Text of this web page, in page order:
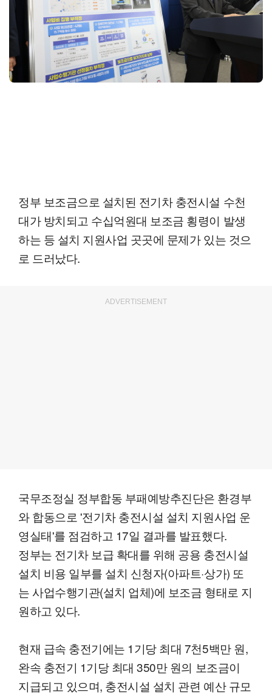
정부 보조금으로 설치된 전기차 충전시설 수천
대가 방치되고 수십억원대 보조금 횡령이 발생
하는 등 설치 지원사업 곳곳에 문제가 있는 것으
로 드러났다.
ADVERTISEMENT
국무조정실 정부합동 부패예방추진단은 환경부
와 합동으로 '전기차 충전시설 설치 지원사업 운
영실태'를 점검하고 17일 결과를 발표했다.
정부는 전기차 보급 확대를 위해 공용 충전시설
설치 비용 일부를 설치 신청자(아파트·상가) 또
는 사업수행기관(설치 업체)에 보조금 형태로 지
원하고 있다.
현재 급속 충전기에는 1기당 최대 7천5백만 원,
완속 충전기 1기당 최대 350만 원의 보조금이
지급되고 있으며, 충전시설 설치 관련 예산 규모